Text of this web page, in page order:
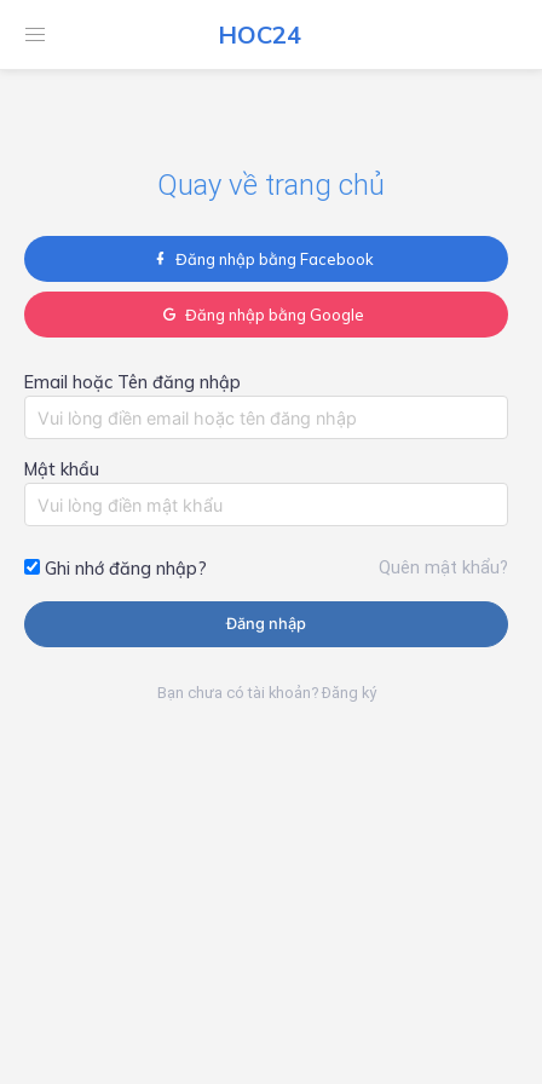
HOC24
HOC24
Quay về trang chủ
Đăng nhập bằng Facebook
Đăng nhập bằng Google
Email hoặc Tên đăng nhập
Mật khẩu
Ghi nhớ đăng nhập? Quên mật khẩu?
Đăng nhập
Bạn chưa có tài khoản? Đăng ký